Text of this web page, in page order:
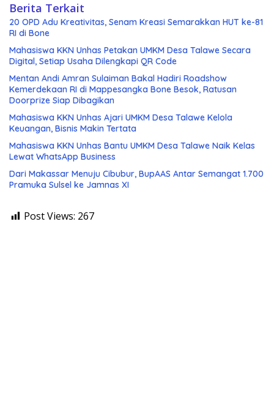
Berita Terkait
20 OPD Adu Kreativitas, Senam Kreasi Semarakkan HUT ke-81
RI di Bone
Mahasiswa KKN Unhas Petakan UMKM Desa Talawe Secara
Digital, Setiap Usaha Dilengkapi QR Code
Mentan Andi Amran Sulaiman Bakal Hadiri Roadshow
Kemerdekaan RI di Mappesangka Bone Besok, Ratusan
Doorprize Siap Dibagikan
Mahasiswa KKN Unhas Ajari UMKM Desa Talawe Kelola
Keuangan, Bisnis Makin Tertata
Mahasiswa KKN Unhas Bantu UMKM Desa Talawe Naik Kelas
Lewat WhatsApp Business
Dari Makassar Menuju Cibubur, BupAAS Antar Semangat 1.700
Pramuka Sulsel ke Jamnas XI
Post Views: 267